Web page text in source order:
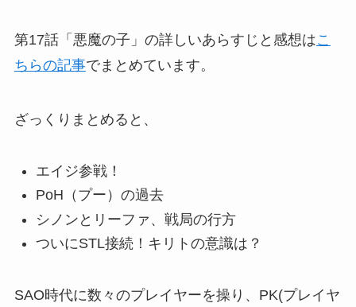
第17話「悪魔の子」の詳しいあらすじと感想はこ
ちらの記事でまとめています。
ざっくりまとめると、
エイジ参戦！
PoH（プー）の過去
シノンとリーファ、戦局の行方
ついにSTL接続！キリトの意識は？
SAO時代に数々のプレイヤーを操り、PK(プレイヤ